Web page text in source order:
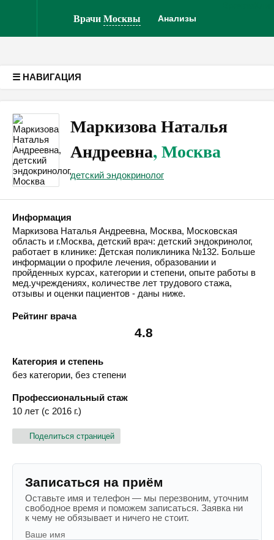
ВрачиМосквы Анализы
☰ НАВИГАЦИЯ
Маркизова Наталья
Андреевна, Москва
детский эндокринолог
Информация
Маркизова Наталья Андреевна, Москва, Московская
область и г.Москва, детский врач: детский эндокринолог,
работает в клинике: Детская поликлиника №132. Больше
информации о профиле лечения, образовании и
пройденных курсах, категории и степени, опыте работы в
мед.учреждениях, количестве лет трудового стажа,
отзывы и оценки пациентов - даны ниже.
Рейтинг врача
4.8
Категория и степень
без категории, без степени
Профессиональный стаж
10 лет (с 2016 г.)
Поделиться страницей
Записаться на приём
Оставьте имя и телефон — мы перезвоним, уточним
свободное время и поможем записаться. Заявка ни
к чему не обязывает и ничего не стоит.
Ваше имя